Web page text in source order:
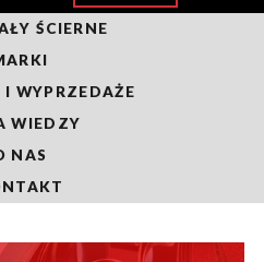
ŚCIERNE
I WYPRZEDAŻE
WIEDZY
NAS